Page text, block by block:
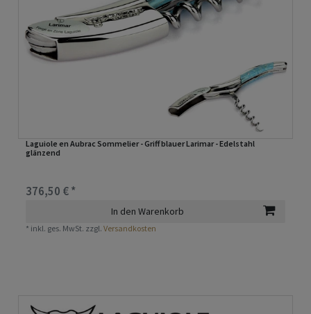
Laguiole en Aubrac Sommelier - Griff blauer Larimar - Edelstahl
glänzend
376,50 € *
In den Warenkorb
* inkl. ges. MwSt. zzgl.Versandkosten